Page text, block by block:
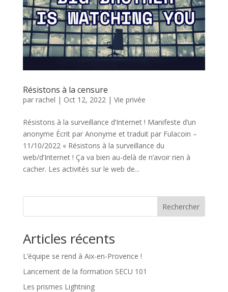
Résistons à la censure
par rachel | Oct 12, 2022| Vie privée
Résistons à la surveillance d’Internet ! Manifeste d’un
anonyme Écrit par Anonyme et traduit par Fulacoin –
11/10/2022 « Résistons à la surveillance du
web/d’Internet ! Ça va bien au-delà de n’avoir rien à
cacher. Les activités sur le web de...
Rechercher
Articles récents
L’équipe se rend à Aix-en-Provence !
Lancement de la formation SECU 101
Les prismes Lightning